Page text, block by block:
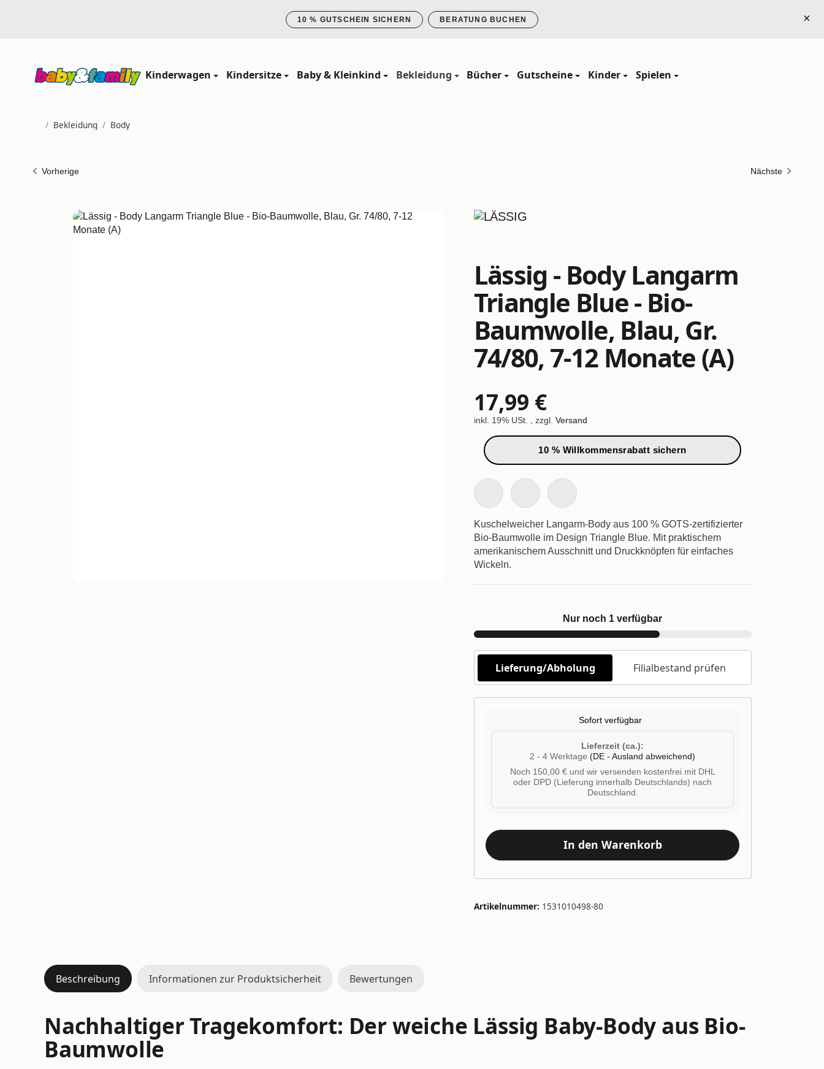
10 % GUTSCHEIN SICHERN BERATUNG BUCHEN ×
Kinderwagen Kindersitze Baby & Kleinkind Bekleidung Bücher Gutscheine Kinder Spielen
/ Bekleidung / Body
Vorherige Nächste
Lässig - Body Langarm
Triangle Blue - Bio-
Baumwolle, Blau, Gr.
74/80, 7-12 Monate (A)
17,99 €
inkl. 19% USt. , zzgl. Versand
10 % Willkommensrabatt sichern
Kuschelweicher Langarm-Body aus 100 % GOTS-zertifizierter
Bio-Baumwolle im Design Triangle Blue. Mit praktischem
amerikanischem Ausschnitt und Druckknöpfen für einfaches
Wickeln.
Nur noch 1 verfügbar
Lieferung/Abholung Filialbestand prüfen
Sofort verfügbar
Lieferzeit (ca.):
2 - 4 Werktage (DE - Ausland abweichend)
Noch 150,00 € und wir versenden kostenfrei mit DHL
oder DPD (Lieferung innerhalb Deutschlands) nach
Deutschland.
In den Warenkorb
Artikelnummer: 1531010498-80
Beschreibung Informationen zur Produktsicherheit Bewertungen
Nachhaltiger Tragekomfort: Der weiche Lässig Baby-Body aus Bio-
Baumwolle